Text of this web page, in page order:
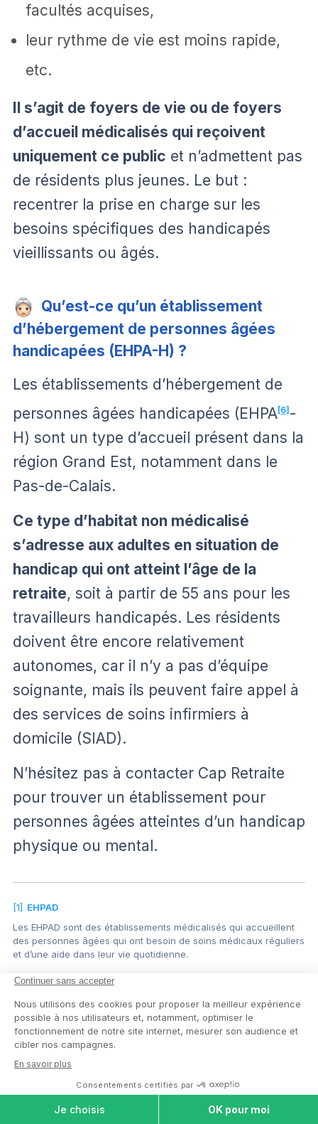
facultés acquises,
leur rythme de vie est moins rapide,
etc.
Il s’agit de foyers de vie ou de foyers
d’accueil médicalisés qui reçoivent
uniquement ce public et n’admettent pas
de résidents plus jeunes. Le but :
recentrer la prise en charge sur les
besoins spécifiques des handicapés
vieillissants ou âgés.
Qu’est-ce qu’un établissement
d’hébergement de personnes âgées
handicapées (EHPA-H) ?
Les établissements d’hébergement de
personnes âgées handicapées (EHPA[6] -
H) sont un type d’accueil présent dans la
région Grand Est, notamment dans le
Pas-de-Calais.
Ce type d’habitat non médicalisé
s’adresse aux adultes en situation de
handicap qui ont atteint l’âge de la
retraite, soit à partir de 55 ans pour les
travailleurs handicapés. Les résidents
doivent être encore relativement
autonomes, car il n’y a pas d’équipe
soignante, mais ils peuvent faire appel à
des services de soins infirmiers à
domicile (SIAD).
N’hésitez pas à contacter Cap Retraite
pour trouver un établissement pour
personnes âgées atteintes d’un handicap
physique ou mental.
[1] EHPAD
Les EHPAD sont des établissements médicalisés qui accueillent
des personnes âgées qui ont besoin de soins médicaux réguliers
et d’une aide dans leur vie quotidienne.
[2] Alzheimer
La maladie d’Alzheimer est une maladie qui affecte le cerveau,
entraînant des pertes de mémoire et des difficultés à penser
clairement, rendant progressivement les tâches quotidiennes
plus difficiles.
Le Service de Soins Infirmiers à Domicile (SSIAD) un service qui
fournit des soins infirmiers et de l’aide à domicile pour aider les
MAISONS DE